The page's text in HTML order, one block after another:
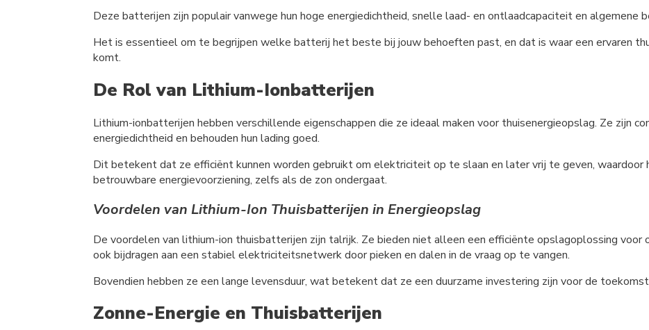
Deze batterijen zijn populair vanwege hun hoge energiedichtheid, snelle laad- en ontlaadcapaciteit en algemene
Het is essentieel om te begrijpen welke batterij het beste bij jouw behoeften past, en dat is waar een ervaren
komt.
De Rol van Lithium-Ionbatterijen
Lithium-ionbatterijen hebben verschillende eigenschappen die ze ideaal maken voor thuisenergieopslag. Ze zijn
energiedichtheid en behouden hun lading goed.
Dit betekent dat ze efficiënt kunnen worden gebruikt om elektriciteit op te slaan en later vrij te geven, waardoor
betrouwbare energievoorziening, zelfs als de zon ondergaat.
Voordelen van Lithium-Ion Thuisbatterijen in Energieopslag
De voordelen van lithium-ion thuisbatterijen zijn talrijk. Ze bieden niet alleen een efficiënte opslagoplossing voor
ook bijdragen aan een stabiel elektriciteitsnetwerk door pieken en dalen in de vraag op te vangen.
Bovendien hebben ze een lange levensduur, wat betekent dat ze een duurzame investering zijn voor de
Zonne-Energie en Thuisbatterijen